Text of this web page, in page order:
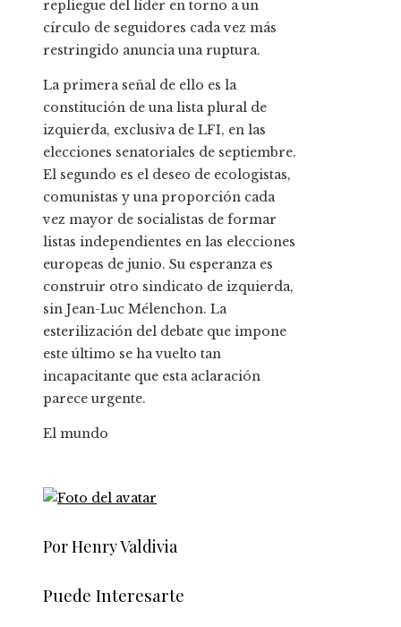
repliegue del líder en torno a un
círculo de seguidores cada vez más
restringido anuncia una ruptura.
La primera señal de ello es la
constitución de una lista plural de
izquierda, exclusiva de LFI, en las
elecciones senatoriales de septiembre.
El segundo es el deseo de ecologistas,
comunistas y una proporción cada
vez mayor de socialistas de formar
listas independientes en las elecciones
europeas de junio. Su esperanza es
construir otro sindicato de izquierda,
sin Jean-Luc Mélenchon. La
esterilización del debate que impone
este último se ha vuelto tan
incapacitante que esta aclaración
parece urgente.
El mundo
Por Henry Valdivia
Puede Interesarte